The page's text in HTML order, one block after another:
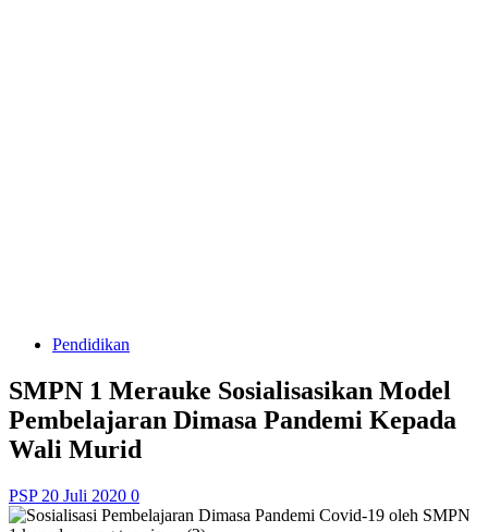
Pendidikan
SMPN 1 Merauke Sosialisasikan Model
Pembelajaran Dimasa Pandemi Kepada
Wali Murid
PSP 20 Juli 2020 0